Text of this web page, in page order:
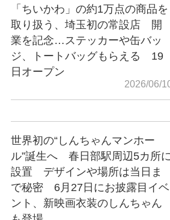
「ちいかわ」の約1万点の商品を
取り扱う、埼玉初の常設店 開
業を記念…ステッカーや缶バッ
ジ、トートバッグもらえる 19
日オープン
2026/06/
世界初の“しんちゃんマンホー
ル”誕生へ 春日部駅周辺5カ所
設置 デザインや場所は当日ま
で秘密 6月27日にお披露目イベ
ント、新映画衣装のしんちゃん